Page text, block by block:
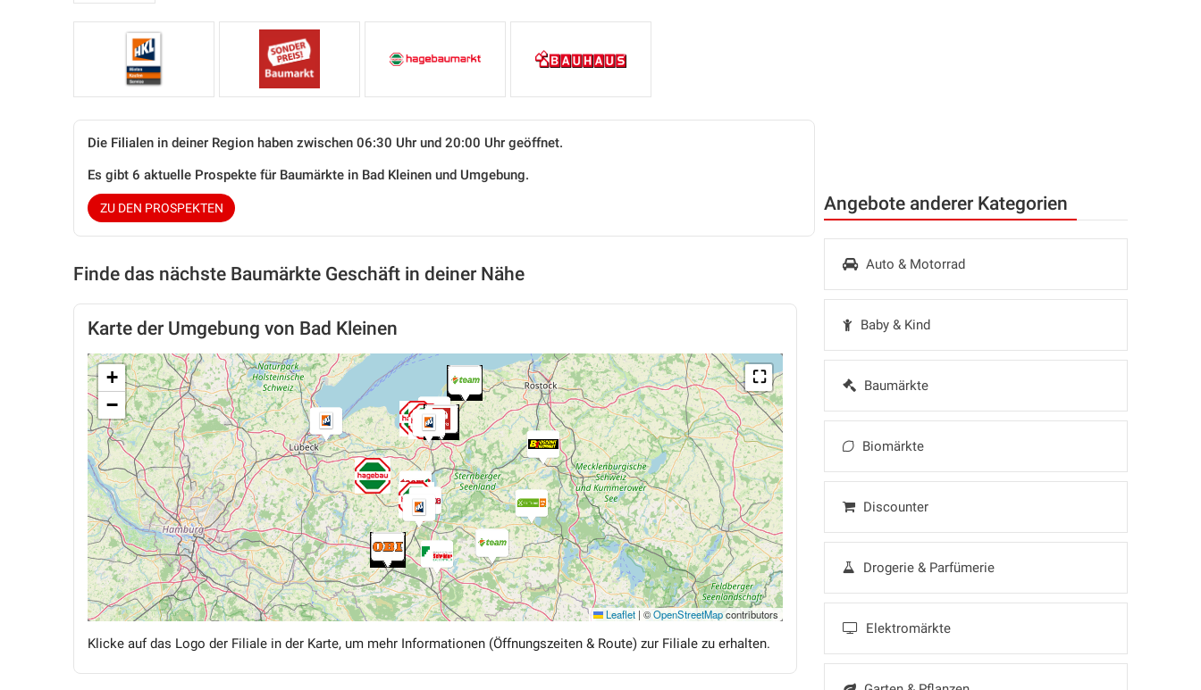
Angebote anderer Kategorien
Auto & Motorrad
Baby & Kind
Baumärkte
Biomärkte
Discounter
Drogerie & Parfümerie
Elektromärkte
Die Filialen in deiner Region haben zwischen 06:30 Uhr und 20:00 Uhr geöffnet.
Es gibt 6 aktuelle Prospekte für Baumärkte in Bad Kleinen und Umgebung.
ZU DEN PROSPEKTEN
Finde das nächste Baumärkte Geschäft in deiner Nähe
Karte der Umgebung von Bad Kleinen
⛶
+
−
Leaflet | ©OpenStreetMapcontributors
Klicke auf das Logo der Filiale in der Karte, um mehr Informationen (Öffnungszeiten & Route) zur Filiale zu erhalten.